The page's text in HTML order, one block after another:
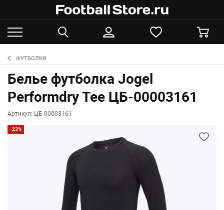
ФУТБОЛКИ
Белье футболка Jogel
Performdry Tee ЦБ-00003161
Артикул: ЦБ-00003161
-23%